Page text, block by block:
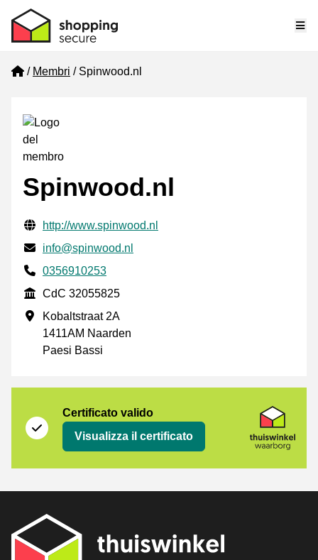
Home
Membri Spinwood.nl
Spinwood.nl
Informazioni di contatto verificate
Website URL
http://www.spinwood.nl
Mail
info@spinwood.nl
Phone number
0356910253
CdC
CdC 32055825
Indirizzo commerciale
Kobaltstraat 2A
1411AM Naarden
Paesi Bassi
Certificato valido
Visualizza il certificato